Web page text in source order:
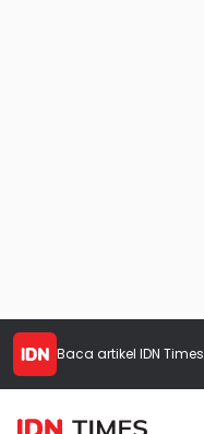
Baca artikel IDN Times